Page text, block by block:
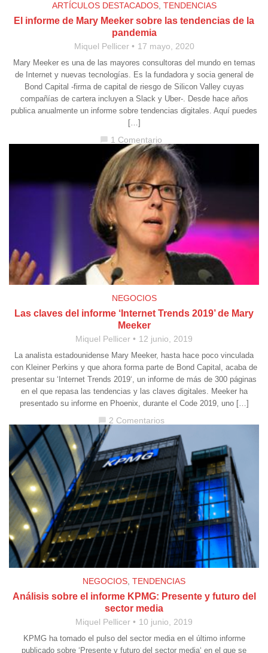
ARTÍCULOS DESTACADOS, TENDENCIAS
El informe de Mary Meeker sobre las tendencias de la
pandemia
Miquel Pellicer 17 mayo, 2020
Mary Meeker es una de las mayores consultoras del mundo en temas
de Internet y nuevas tecnologías. Es la fundadora y socia general de
Bond Capital -firma de capital de riesgo de Silicon Valley cuyas
compañías de cartera incluyen a Slack y Uber-. Desde hace años
publica anualmente un informe sobre tendencias digitales. Aquí puedes
[…]
chat_bubble 1 Comentario
NEGOCIOS
Las claves del informe ‘Internet Trends 2019’ de Mary
Meeker
Miquel Pellicer 12 junio, 2019
La analista estadounidense Mary Meeker, hasta hace poco vinculada
con Kleiner Perkins y que ahora forma parte de Bond Capital, acaba de
presentar su ‘Internet Trends 2019‘, un informe de más de 300 páginas
en el que repasa las tendencias y las claves digitales. Meeker ha
presentado su informe en Phoenix, durante el Code 2019, uno […]
chat_bubble 2 Comentarios
NEGOCIOS TENDENCIAS
Análisis sobre el informe KPMG: Presente y futuro del
sector media
Miquel Pellicer 10 junio, 2019
KPMG ha tomado el pulso del sector media en el último informe
publicado sobre ‘Presente y futuro del sector media‘ en el que se